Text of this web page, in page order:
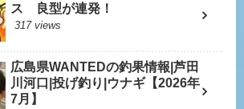
ス 良型が連発！
317 views
広島県WANTEDの釣果情報|芦田
川河口|投げ釣り|ウナギ【2026年
7月】